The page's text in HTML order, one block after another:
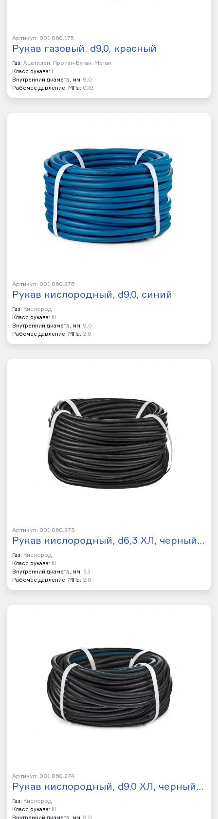
Артикул: 001.060.175
Рукав газовый, d9,0, красный
Газ: Ацетилен, Пропан-Бутан, Метан
Класс рукава:
Внутренний диаметр, мм: 9,0
Рабочее давление, МПа: 0,63
Артикул: 001.060.276
Рукав кислородный, d9,0, синий
Газ: Кислород
Класс рукава:
Внутренний диаметр, мм: 9,0
Рабочее давление, МПа: 2,0
Артикул: 001.060.273
Рукав кислородный, d6,3 ХЛ, черный…
Газ: Кислород
Класс рукава:
Внутренний диаметр, мм: 6,3
Рабочее давление, МПа: 2,0
Артикул: 001.060.274
Рукав кислородный, d9,0 ХЛ, черный…
Газ: Кислород
Класс рукава:
Внутренний диаметр, мм: 9,0